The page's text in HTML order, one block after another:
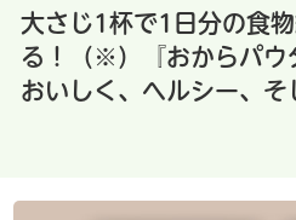
大さじ1杯で1日分の食
る！（※）『おからパ
おいしく、ヘルシー、そ